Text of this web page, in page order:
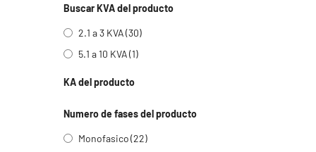
Buscar KVA del producto
2.1 a 3 KVA(30)
5.1 a 10 KVA(1)
KA del producto
Numero de fases del producto
Monofasico(22)